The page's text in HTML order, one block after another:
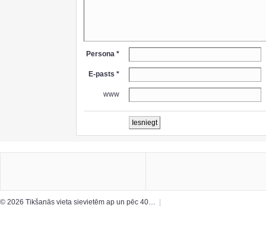
Persona *
E-pasts *
www
© 2026 Tikšanās vieta sievietēm ap un pēc 40…